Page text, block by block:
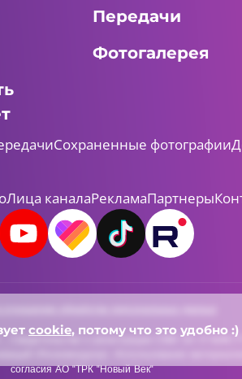
Передачи
Фотогалерея
Сохраненные фотографии
Лица каналаРекламаПартнеры
о регистрации СМИ Эл-Л
(Роскомнадзор). Использование
согласия АО "ТРК "Новый Век"
cookie, потому что это удобно :)